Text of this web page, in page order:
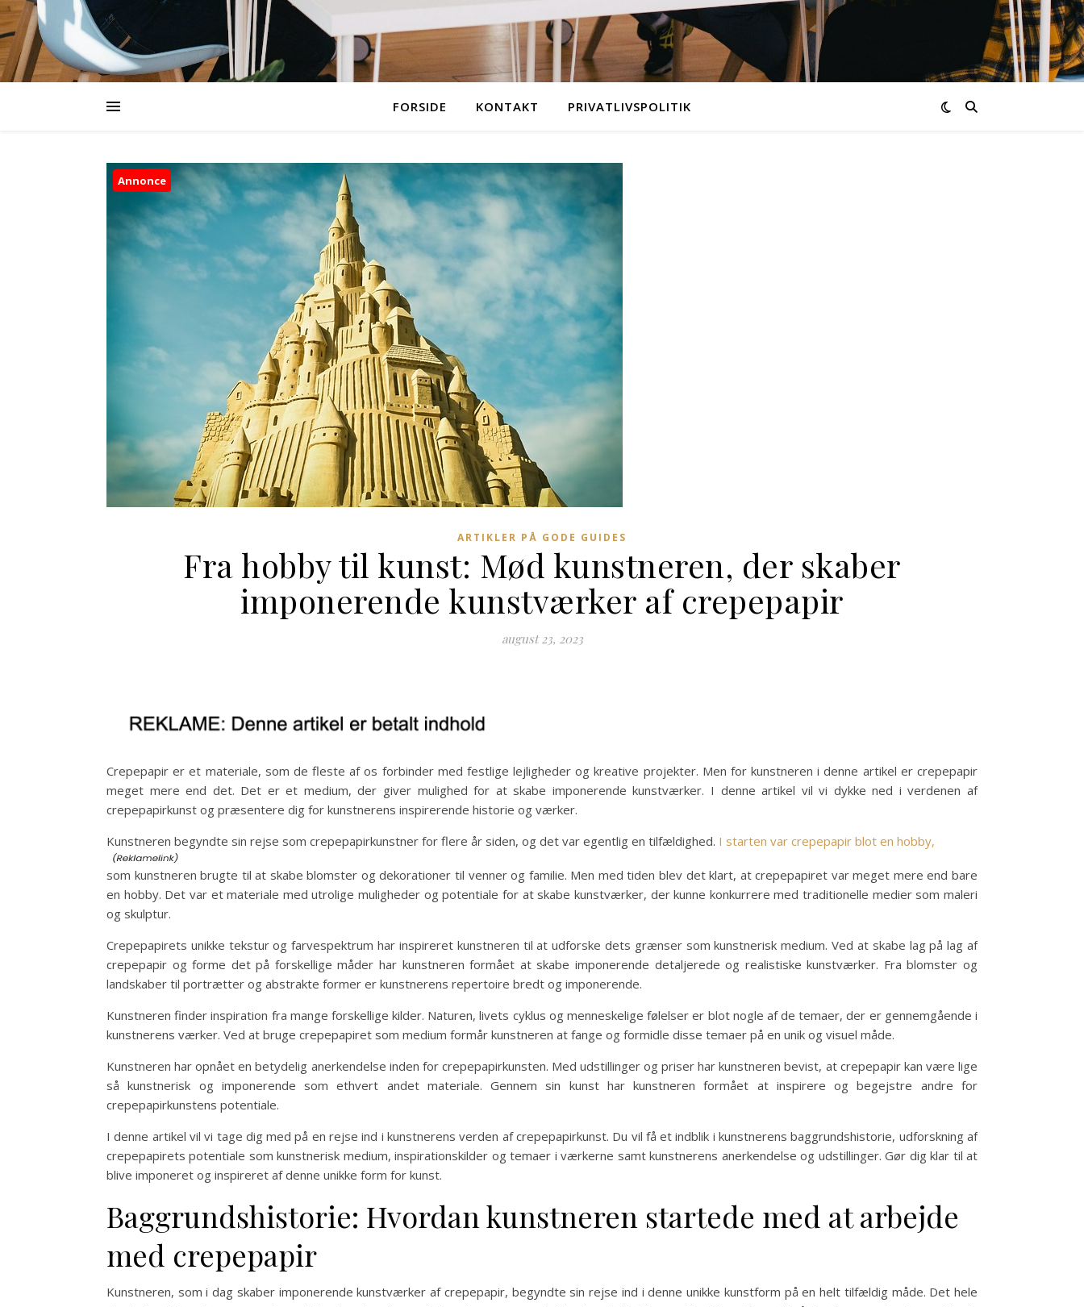
FORSIDE KONTAKT PRIVATLIVSPOLITIK
Annonce
ARTIKLER PÅ GODE GUIDES
Fra hobby til kunst: Mød kunstneren, der skaber
imponerende kunstværker af crepepapir
august 23, 2023
Crepepapir er et materiale, som de fleste af os forbinder med festlige lejligheder og kreative projekter. Men for kunstneren i denne artikel er crepepapir
meget mere end det. Det er et medium, der giver mulighed for at skabe imponerende kunstværker. I denne artikel vil vi dykke ned i verdenen af
crepepapirkunst og præsentere dig for kunstnerens inspirerende historie og værker.
Kunstneren begyndte sin rejse som crepepapirkunstner for flere år siden, og det var egentlig en tilfældighed. I starten var crepepapir blot en hobby,
som kunstneren brugte til at skabe blomster og dekorationer til venner og familie. Men med tiden blev det klart, at crepepapiret var meget mere end bare
en hobby. Det var et materiale med utrolige muligheder og potentiale for at skabe kunstværker, der kunne konkurrere med traditionelle medier som maleri
og skulptur.
Crepepapirets unikke tekstur og farvespektrum har inspireret kunstneren til at udforske dets grænser som kunstnerisk medium. Ved at skabe lag på lag af
crepepapir og forme det på forskellige måder har kunstneren formået at skabe imponerende detaljerede og realistiske kunstværker. Fra blomster og
landskaber til portrætter og abstrakte former er kunstnerens repertoire bredt og imponerende.
Kunstneren finder inspiration fra mange forskellige kilder. Naturen, livets cyklus og menneskelige følelser er blot nogle af de temaer, der er gennemgående i
kunstnerens værker. Ved at bruge crepepapiret som medium formår kunstneren at fange og formidle disse temaer på en unik og visuel måde.
Kunstneren har opnået en betydelig anerkendelse inden for crepepapirkunsten. Med udstillinger og priser har kunstneren bevist, at crepepapir kan være lige
så kunstnerisk og imponerende som ethvert andet materiale. Gennem sin kunst har kunstneren formået at inspirere og begejstre andre for
crepepapirkunstens potentiale.
I denne artikel vil vi tage dig med på en rejse ind i kunstnerens verden af crepepapirkunst. Du vil få et indblik i kunstnerens baggrundshistorie, udforskning af
crepepapirets potentiale som kunstnerisk medium, inspirationskilder og temaer i værkerne samt kunstnerens anerkendelse og udstillinger. Gør dig klar til at
blive imponeret og inspireret af denne unikke form for kunst.
Baggrundshistorie: Hvordan kunstneren startede med at arbejde
med crepepapir
Kunstneren, som i dag skaber imponerende kunstværker af crepepapir, begyndte sin rejse ind i denne unikke kunstform på en helt tilfældig måde. Det hele